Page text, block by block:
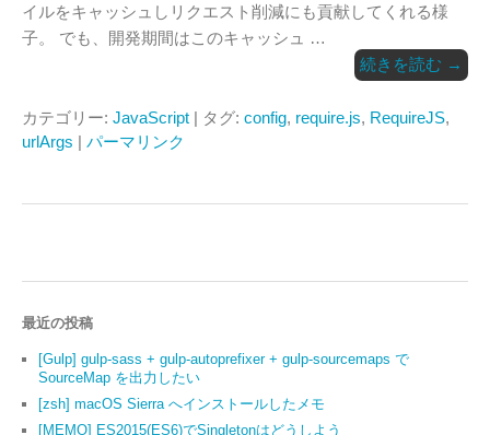
イルをキャッシュしリクエスト削減にも貢献してくれる様
子。 でも、開発期間はこのキャッシュ …
続きを読む →
カテゴリー: JavaScript | タグ: config, require.js, RequireJS,
urlArgs | パーマリンク
最近の投稿
[Gulp] gulp-sass + gulp-autoprefixer + gulp-sourcemaps で
SourceMap を出力したい
[zsh] macOS Sierra へインストールしたメモ
[MEMO] ES2015(ES6)でSingletonはどうしよう